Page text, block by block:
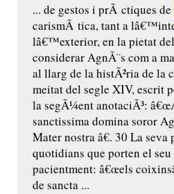
... de gestos i prÃ ctiques de
carismÃ tica, tant a
lâ€™exterior, en la pietat
considerar AgnÃ¨s com a
al llarg de la histÃ²ria de la
meitat del segle XIV, escrit
la segÃ¼ent anotaciÃ³:
sanctissima domina soror
Mater nostra â€. 30 La
quotidians que porten el
pacientment: â€œels
de sancta ...